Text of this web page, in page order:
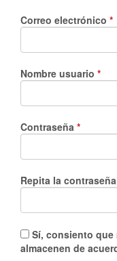
Correo electrónico *
Nombre usuario *
Contraseña *
Repita la contraseña
almacenen de